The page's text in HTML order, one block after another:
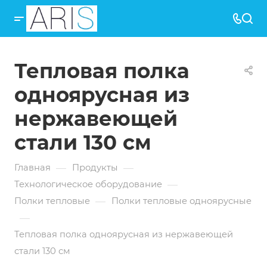
Тепловая полка
одноярусная из
нержавеющей
стали 130 см
Главная — Продукты —
Технологическое оборудование —
Полки тепловые — Полки тепловые одноярусные
—
Тепловая полка одноярусная из нержавеющей
стали 130 см